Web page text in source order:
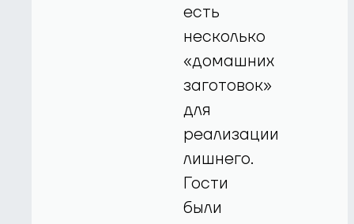
есть
несколько
«домашних
заготовок»
для
реализации
лишнего.
Гости
были